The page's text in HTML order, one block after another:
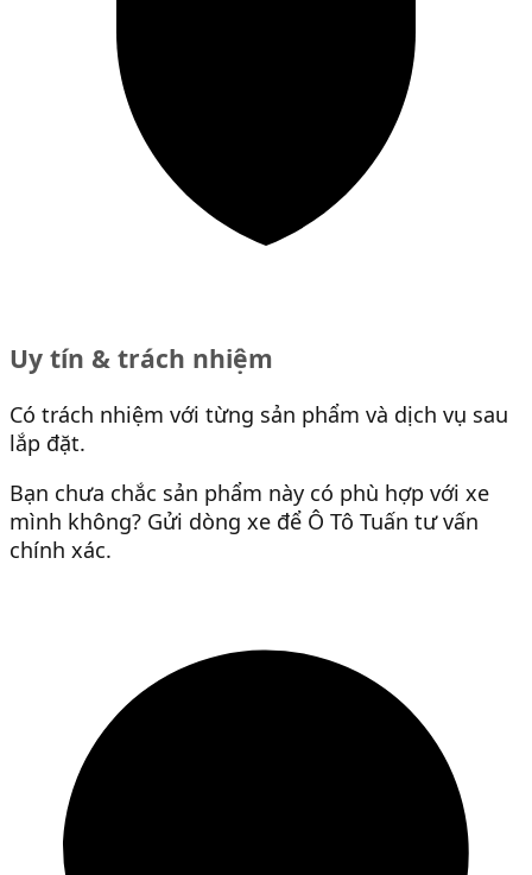
Uy tín & trách nhiệm
Có trách nhiệm với từng sản phẩm và dịch vụ sau
lắp đặt.
Bạn chưa chắc sản phẩm này có phù hợp với xe
mình không? Gửi dòng xe để Ô Tô Tuấn tư vấn
chính xác.